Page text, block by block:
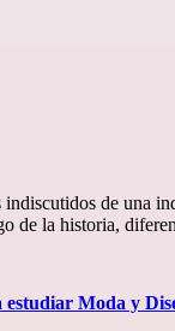
de una
de la historia,
Moda y